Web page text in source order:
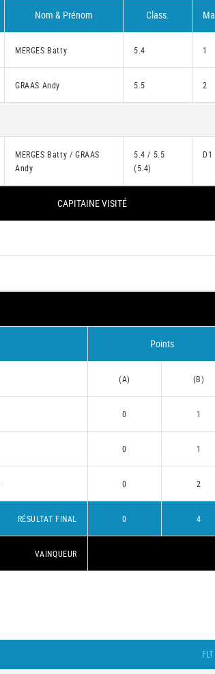
Nom & Prénom Class.
MERGES Batty 5.4 1
GRAAS Andy 5.5 2
MERGES Batty / GRAAS
Andy
5.4 / 5.5
(5.4)
D1
CAPITAINE VISITÉ
Points
(A) (B)
0 1
0 1
0 2
RÉSULTAT FINAL 0 4
VAINQUEUR
FLT